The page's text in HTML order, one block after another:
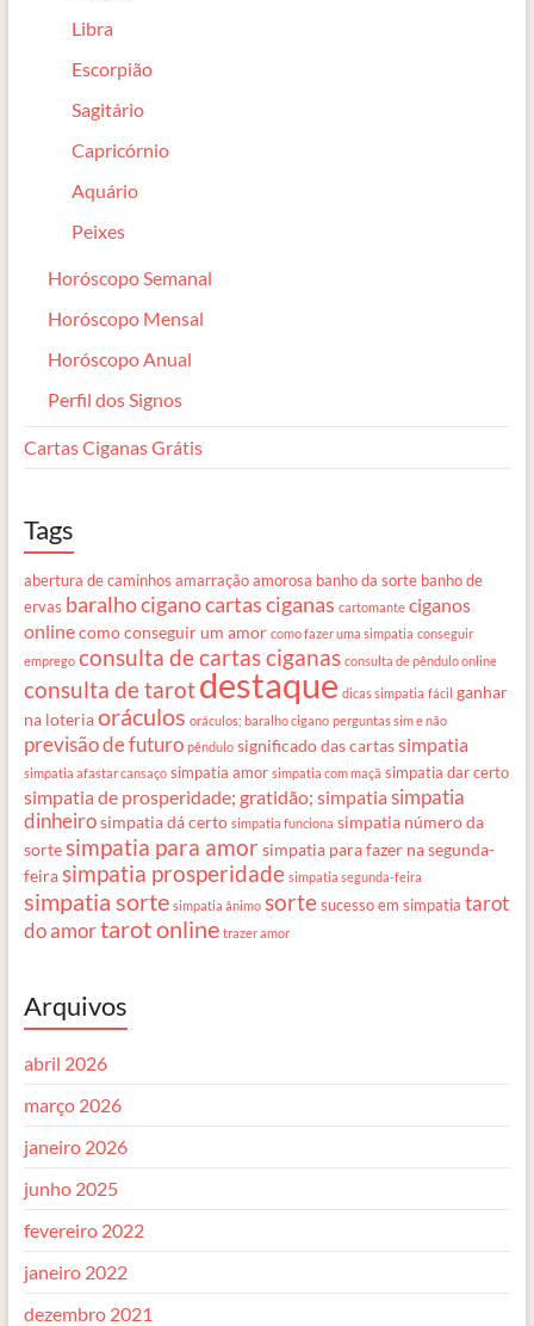
Libra
Escorpião
Sagitário
Capricórnio
Aquário
Peixes
Horóscopo Semanal
Horóscopo Mensal
Horóscopo Anual
Perfil dos Signos
Cartas Ciganas Grátis
Tags
abertura de caminhos amarração amorosa banho da sorte banho de
ervas baralho ciganocartas ciganas cartomante ciganos
onlinecomo conseguir um amor como fazer uma simpatia conseguir
emprego consulta de cartas ciganas consulta de pêndulo online
consulta de tarotdestaque dicas simpatia fácil ganhar
na loteriaoráculos oráculos; baralho cigano perguntas sim e não
previsão de futuro pêndulo significado das cartassimpatia
simpatia afastar cansaço simpatia amor simpatia com maçã simpatia dar certo
simpatia de prosperidade; gratidão; simpatia simpatia
dinheirosimpatia dá certo simpatia funciona simpatia número da
sortesimpatia para amor simpatia para fazer na segunda-
feirasimpatia prosperidade simpatia segunda-feira
simpatia sorte simpatia ânimo sorte sucesso em simpatia tarot
do amortarot online trazer amor
Arquivos
abril 2026
março 2026
janeiro 2026
junho 2025
fevereiro 2022
janeiro 2022
dezembro 2021